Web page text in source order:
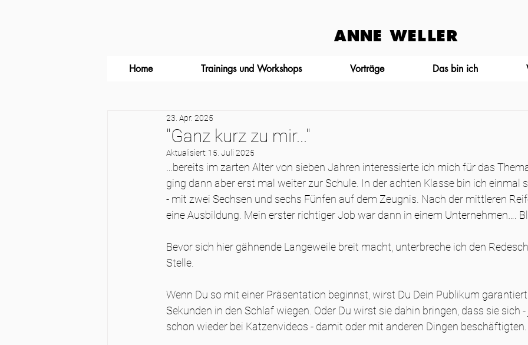
ANNE WELLER
Home Trainings und Workshops Vorträge Das bin ich
"Ganz kurz zu mir..."
23. Apr. 2025
Aktualisiert: 15. Juli 2025
…bereits im zarten Alter von sieben Jahren interessierte ich mich für das
ging dann aber erst mal weiter zur Schule. In der achten Klasse bin ich einmal
- mit zwei Sechsen und sechs Fünfen auf dem Zeugnis. Nach der mittleren
eine Ausbildung. Mein erster richtiger Job war dann in einem Unternehmen….
Bevor sich hier gähnende Langeweile breit macht, unterbreche ich den
Stelle.
Wenn Du so mit einer Präsentation beginnst, wirst Du Dein Publikum
Sekunden in den Schlaf wiegen. Oder Du wirst sie dahin bringen, dass sie sich -
schon wieder bei Katzenvideos - damit oder mit anderen Dingen beschäftigten.